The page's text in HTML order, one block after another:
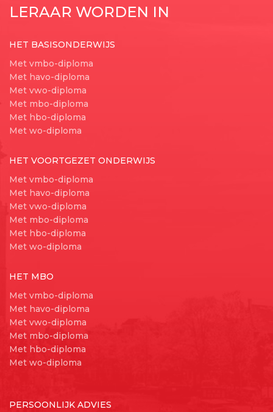
LERAAR WORDEN IN
HET BASISONDERWIJS
Met vmbo-diploma
Met havo-diploma
Met vwo-diploma
Met mbo-diploma
Met hbo-diploma
Met wo-diploma
HET VOORTGEZET ONDERWIJS
Met vmbo-diploma
Met havo-diploma
Met vwo-diploma
Met mbo-diploma
Met hbo-diploma
Met wo-diploma
HET MBO
Met vmbo-diploma
Met havo-diploma
Met vwo-diploma
Met mbo-diploma
Met hbo-diploma
Met wo-diploma
PERSOONLIJK ADVIES